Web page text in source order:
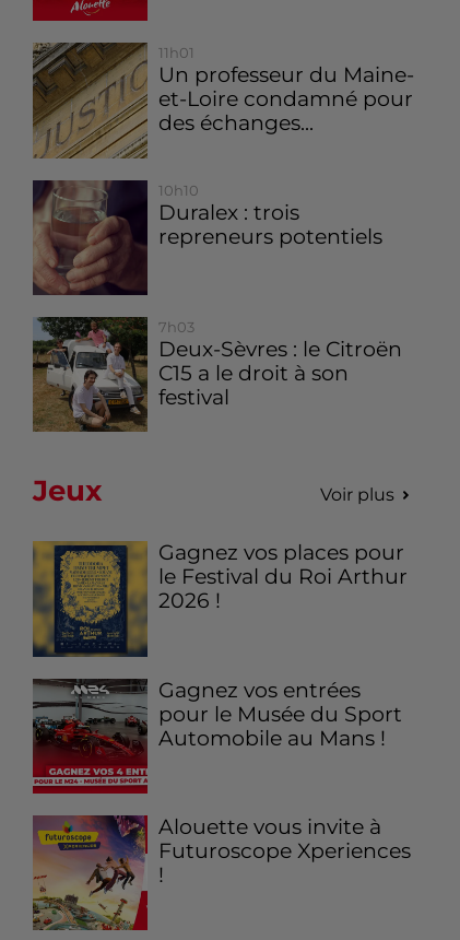
11h01
Un professeur du Maine-
et-Loire condamné pour
des échanges...
10h10
Duralex : trois
repreneurs potentiels
7h03
Deux-Sèvres : le Citroën
C15 a le droit à son
festival
Jeux Voir plus
Gagnez vos places pour
le Festival du Roi Arthur
2026 !
Gagnez vos entrées
pour le Musée du Sport
Automobile au Mans !
Alouette vous invite à
Futuroscope Xperiences
!